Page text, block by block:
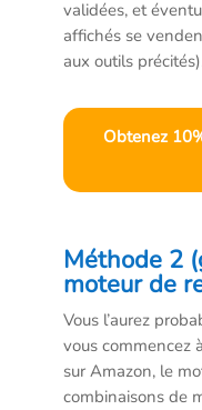
validées, et
affichés se
aux outils
Obtenez
Méthode 2
moteur de
Vous l’aurez
vous commencez
sur Amazon, le
combinaisons de